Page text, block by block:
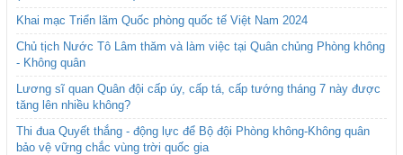
Khai mạc Triển lãm Quốc phòng quốc tế Việt Nam 2024
Chủ tịch Nước Tô Lâm thăm và làm việc tại Quân chủng Phòng không
- Không quân
Lương sĩ quan Quân đội cấp úy, cấp tá, cấp tướng tháng 7 này được
tăng lên nhiều không?
Thi đua Quyết thắng - động lực để Bộ đội Phòng không-Không quân
bảo vệ vững chắc vùng trời quốc gia